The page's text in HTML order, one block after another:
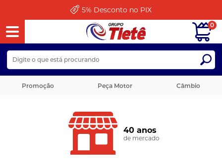
5% Desconto no PIX
Promoção Peça Motor Câmbio
0
40 anos
de mercado